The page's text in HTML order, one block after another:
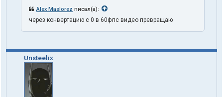
Alex Maslorez писал(а):
через конвертацию с 0 в 60фпс видео превращаю
Unsteelix